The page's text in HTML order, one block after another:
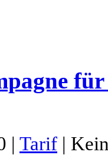
| Tarif |